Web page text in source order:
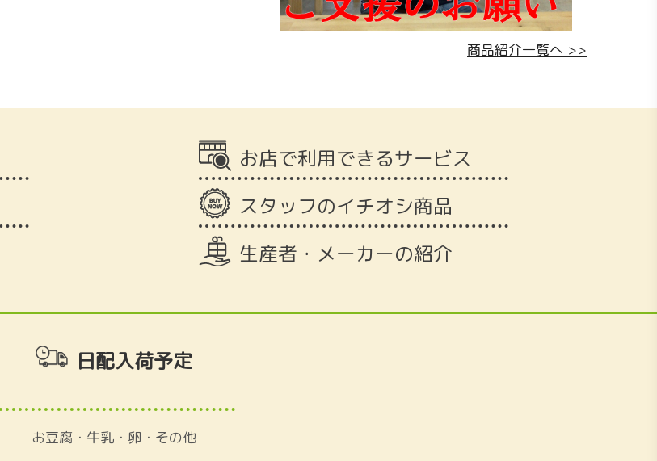
商品紹介一覧へ >>
お店で利用できるサービス
スタッフのイチオシ商品
生産者・メーカーの紹介
日配入荷予定
お豆腐・牛乳・卵・その他